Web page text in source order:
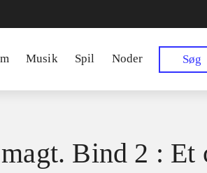
Musik Spil Noder Søg
Bind 2 : Et